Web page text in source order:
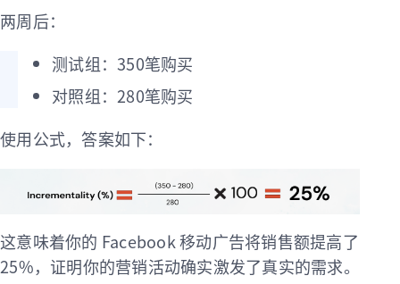
两周后：
测试组：350笔购买
对照组：280笔购买
使用公式，答案如下：
这意味着你的 Facebook 移动广告将销售额提高了
25%，证明你的营销活动确实激发了真实的需求。